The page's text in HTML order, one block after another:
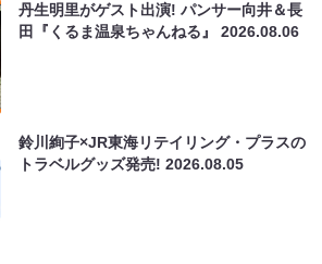
丹生明里がゲスト出演! パンサー向井＆長
田『くるま温泉ちゃんねる』2026.08.06
鈴川絢子×JR東海リテイリング・プラスの
トラベルグッズ発売!2026.08.05